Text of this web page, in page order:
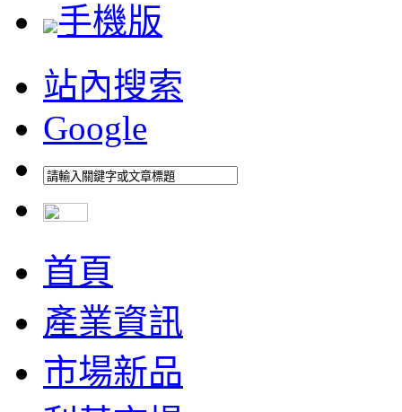
手機版
站內搜索
Google
首頁
產業資訊
市場新品